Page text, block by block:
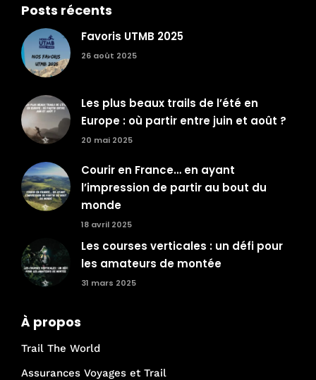
Posts récents
Favoris UTMB 2025
26 août 2025
Les plus beaux trails de l’été en
Europe : où partir entre juin et août ?
20 mai 2025
Courir en France… en ayant
l’impression de partir au bout du
monde
18 avril 2025
Les courses verticales : un défi pour
les amateurs de montée
31 mars 2025
À propos
Trail The World
Assurances Voyages et Trail